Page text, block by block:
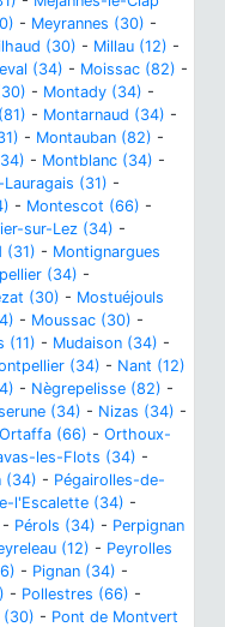
- Meyrannes (30) -
(30) - Millau (12) -
(34) - Moissac (82) -
- Montady (34) -
- Montarnaud (34) -
- Montauban (82) -
- Montblanc (34) -
(31) -
- Montescot (66) -
sur-Lez (34) -
(31) - Montignargues
(34) -
(30) - Mostuéjouls
- Moussac (30) -
(11) - Mudaison (34) -
(34) - Nant (12)
- Nègrepelisse (82) -
(34) - Nizas (34) -
Ortaffa (66) - Orthoux-
les-Flots (34) -
(34) - Pégairolles-de-
l'Escalette (34) -
- Pérols (34) - Perpignan
(12) - Peyrolles
- Pignan (34) -
- Pollestres (66) -
(30) - Pont de Montvert